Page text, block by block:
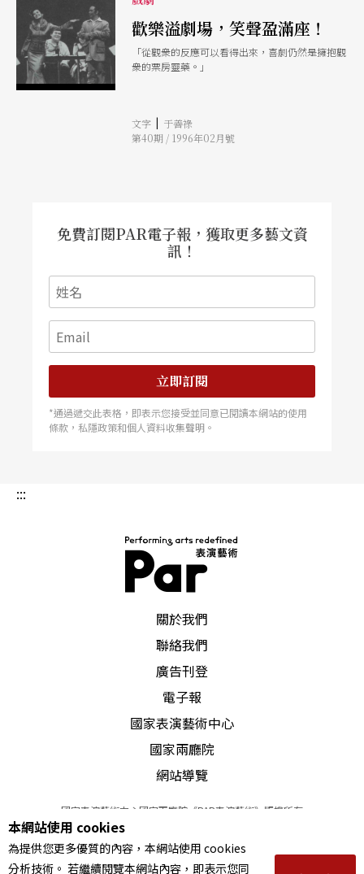
歡樂溢劇場，笑聲盈滿座！
「從觀衆的反應可以看得出來，喜劇仍然是擁抱觀
衆的票房靈藥。」
文字 | 于善祿
第40期 / 1996年02月號
免費訂閱PAR電子報，獲取更多藝文資
訊！
立即訂閱
*通過遞交此表格，即表示您接受並同意已閱讀本網站的使用
條款，私隱政策和個人資料收集聲明。
:::
關於我們
聯絡我們
廣告刊登
電子報
國家表演藝術中心
國家兩廳院
網站導覽
國家表演藝術中心國家兩廳院《PAR表演藝術》版權所有
© 2022Performing arts redefined. All Rights Reserved
統一編號 Tax Id number 00973926
本站所提供相關演出資訊，如有異動應以主辦單位公告為準。
本網站使用 cookies
為提供您更多優質的內容，本網站使用 cookies
分析技術。 若繼續閱覽本網站內容，即表示您同